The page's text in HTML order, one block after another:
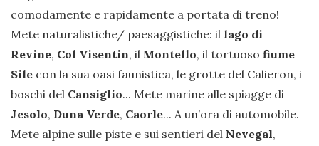
comodamente e rapidamente a portata di treno!
Mete naturalistiche/ paesaggistiche: il lago di
Revine, Col Visentin, il Montello, il tortuoso fiume
Sile con la sua oasi faunistica, le grotte del Calieron, i
boschi del Cansiglio... Mete marine alle spiagge di
Jesolo, Duna Verde, Caorle... A un’ora di automobile.
Mete alpine sulle piste e sui sentieri del Nevegal,